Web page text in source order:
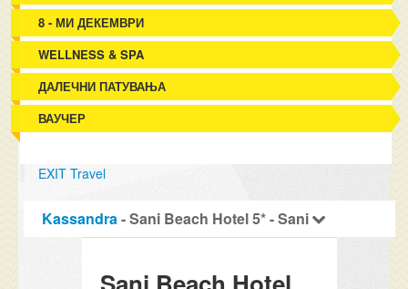
8 - МИ ДЕКЕМВРИ
WELLNESS & SPA
ДАЛЕЧНИ ПАТУВАЊА
ВАУЧЕР
EXIT Travel
Kassandra- Sani Beach Hotel 5* - Sani